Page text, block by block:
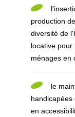
production
diversité de
locative
ménages en
le
en